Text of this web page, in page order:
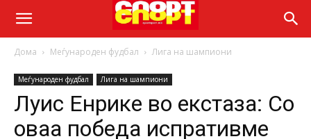
Дома Меѓународен фудбал Лига на шампиони
Меѓународен фудбал Лига на шампиони
Луис Енрике во екстаза: Со
оваа победа испративме